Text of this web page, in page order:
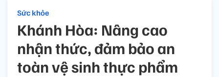
Sức khỏe
Khánh Hòa: Nâng cao
nhận thức, đảm bảo an
toàn vệ sinh thực phẩm